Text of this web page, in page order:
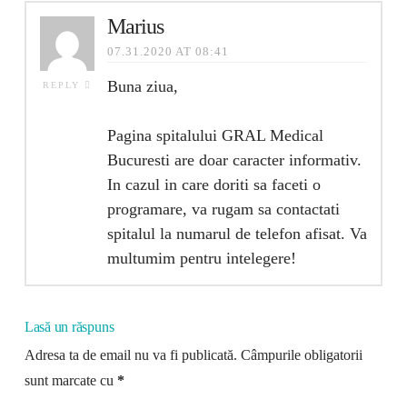
REPLY
Marius
07.31.2020 AT 08:41
Buna ziua,
Pagina spitalului GRAL Medical
Bucuresti are doar caracter informativ.
In cazul in care doriti sa faceti o
programare, va rugam sa contactati
spitalul la numarul de telefon afisat. Va
multumim pentru intelegere!
Lasă un răspuns
Adresa ta de email nu va fi publicată. Câmpurile obligatorii
sunt marcate cu *